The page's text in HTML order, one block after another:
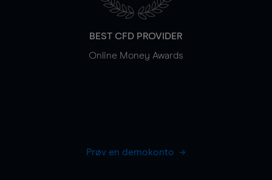
BEST CFD PROVIDER
Online Money Awards
Prøv en demokonto